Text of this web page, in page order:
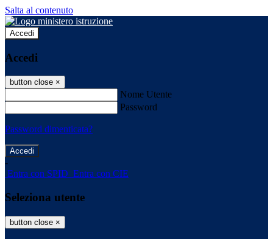
Salta al contenuto
Accedi
Accedi
button close ×
Nome Utente
Password
Password dimenticata?
-
Entra con SPID Entra con CIE
Seleziona utente
button close ×